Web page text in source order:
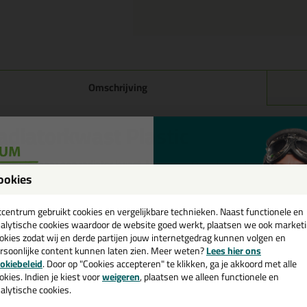
Omschrijving
Plastic
niet zomaar een radiator kwast. Nee, nee... Deze kwast kan achter
schoon te maken en geschikt voor ontelbaar veel
gebruik je een radiator kwast?
Het makkelijk inzepen van kitvoegen die moeilijk te bereiken zijn
Het onhandig inzepen van kitvoegen die makkelijk te bereiken zijn
Verven op lastige plekken zoals achter de radiator
kwast is leverbaar in 4 verschillende maten.
gebruikt cookies en vergelijkbare technieken. Naast functionele en
cookies waardoor de website goed werkt, plaatsen we ook
zodat wij en derde partijen jouw internetgedrag kunnen volgen en
content kunnen laten zien. Meer weten?Lees hier ons
. Door op "Cookies accepteren" te klikken, ga je akkoord met alle
Indien je kiest voorweigeren, plaatsen we alleen functionele en
cookies.
💚
en ontvang een
€35,-bij je eerste bestelling!